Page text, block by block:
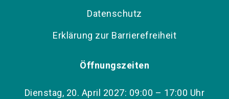
Datenschutz
Erklärung zur Barrierefreiheit
Öffnungszeiten
Dienstag, 20. April 2027: 09:00 – 17:00 Uhr